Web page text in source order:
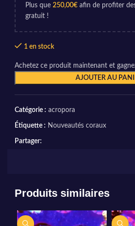
Plus que 250,00€ afin de profiter
gratuit !
1 en stock
Achetez ce produit maintenant et
AJOUTER AU
Catégorie : acropora
Étiquette : Nouveautés coraux
Partager:
Produits similaires